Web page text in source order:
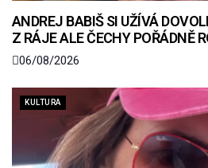
ANDREJ BABIŠ SI UŽÍVÁ
Z RÁJE ALE ČECHY POŘÁDNĚ
06/08/2026
KULTURA